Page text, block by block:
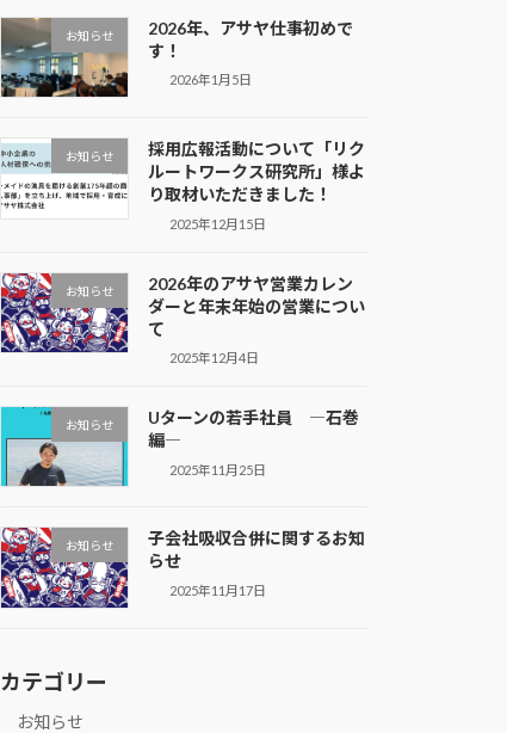
お知らせ
2026年、アサヤ仕事初めで
す！
2026年1月5日
お知らせ
採用広報活動について「リク
ルートワークス研究所」様よ
り取材いただきました！
2025年12月15日
お知らせ
2026年のアサヤ営業カレン
ダーと年末年始の営業につい
て
2025年12月4日
お知らせ
Uターンの若手社員 ―石巻
編―
2025年11月25日
お知らせ
子会社吸収合併に関するお知
らせ
2025年11月17日
カテゴリー
お知らせ